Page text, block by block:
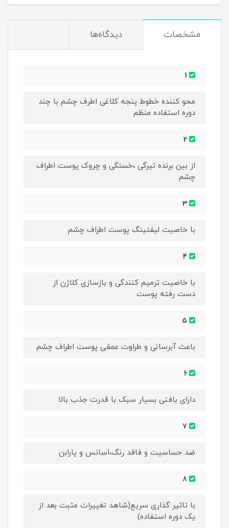
مشخصات دیدگاه‌ها
محو کننده خطوط پنجه کلاغی اطرف چشم با چند
دوره استفاده منظم
از بین برنده تیرگی ،خستگی و چروک پوست اطراف
چشم
با خاصیت لیفتینگ پوست اطراف چشم
با خاصیت ترمیم کنندگی و بازسازی کلاژن از
دست رفته پوست
باعث آبرسانی و طراوت عمقی پوست اطراف چشم
دارای بافتی بسیار سبک با قدرت جذب بالا
ضد حساسیت و فاقد رنگ،اسانس و پارابن
با تاثیر گذاری سریع(شاهد تغییرات مثبت بعد از
یک دوره استفاده)